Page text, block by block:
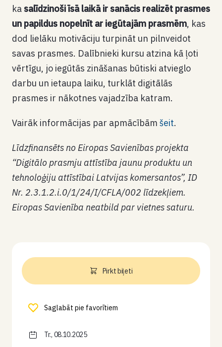
kasalīdzinoši īsā laikā ir sanācis realizēt prasmes
un papildus nopelnīt ar iegūtajām prasmēm, kas
dod lielāku motivāciju turpināt un pilnveidot
savas prasmes. Dalībnieki kursu atzina kā ļoti
vērtīgu, jo iegūtās zināšanas būtiski atvieglo
darbu un ietaupa laiku, turklāt digitālās
prasmes ir nākotnes vajadzība katram.
Vairāk informācijas par apmācībām šeit.
Līdzfinansēts no Eiropas Savienības projekta
“Digitālo prasmju attīstība jaunu produktu un
tehnoloģiju attīstībai Latvijas komersantos”, ID
Nr. 2.3.1.2.i.0/1/24/I/CFLA/002 līdzekļiem.
Eiropas Savienība neatbild par vietnes saturu.
Pirkt biļeti
Saglabāt pie favorītiem
Tr., 08.10.2025